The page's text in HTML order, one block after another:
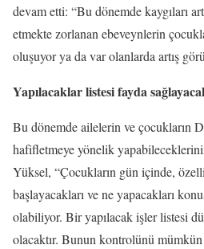
devam etti: “Bu dönemde kaygıları
etmekte zorlanan ebeveynlerin
oluşuyor ya da var olanlarda artış
Yapılacaklar listesi fayda
Bu dönemde ailelerin ve çocukların
hafifletmeye yönelik
Yüksel, “Çocukların gün içinde,
başlayacakları ve ne yapacakları
olabiliyor. Bir yapılacak işler listesi
olacaktır. Bunun kontrolünü